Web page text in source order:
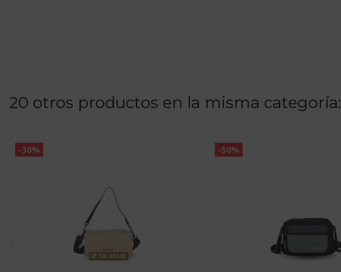
20 otros productos en la misma categoría:
-30%
Sin stock
-50%